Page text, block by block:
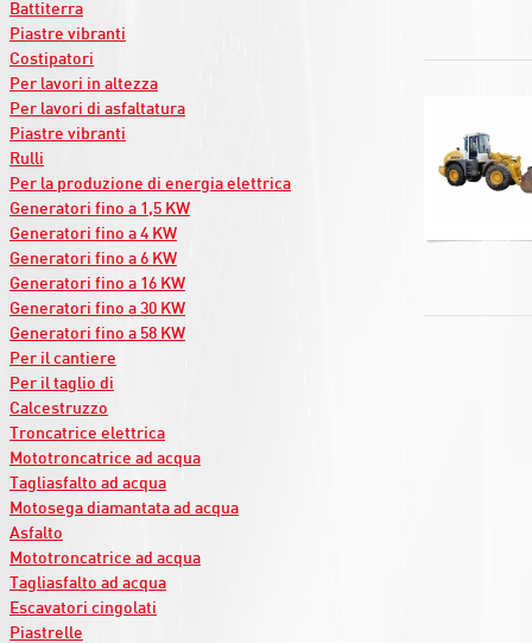
Battiterra
Piastre vibranti
Costipatori
Per lavori in altezza
Per lavori di asfaltatura
Piastre vibranti
Rulli
Per la produzione di energia elettrica
Generatori fino a 1,5 KW
Generatori fino a 4 KW
Generatori fino a 6 KW
Generatori fino a 16 KW
Generatori fino a 30 KW
Generatori fino a 58 KW
Per il cantiere
Per il taglio di
Calcestruzzo
Troncatrice elettrica
Mototroncatrice ad acqua
Tagliasfalto ad acqua
Motosega diamantata ad acqua
Asfalto
Mototroncatrice ad acqua
Tagliasfalto ad acqua
Escavatori cingolati
Piastrelle